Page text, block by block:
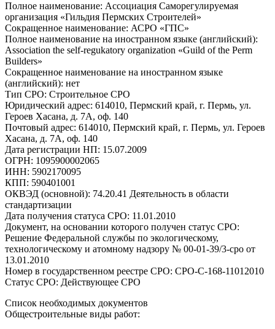
Полное наименование: Ассоциация Саморегулируемая
организация «Гильдия Пермских Строителей»
Сокращенное наименование: АСРО «ГПС»
Полное наименование на иностранном языке (английский):
Association the self-regukatory organization «Guild of the Perm
Builders»
Сокращенное наименование на иностранном языке
(английский): нет
Тип СРО: Строительное СРО
Юридический адрес: 614010, Пермский край, г. Пермь, ул.
Героев Хасана, д. 7А, оф. 140
Почтовый адрес: 614010, Пермский край, г. Пермь, ул. Героев
Хасана, д. 7А, оф. 140
Дата регистрации НП: 15.07.2009
ОГРН: 1095900002065
ИНН: 5902170095
КПП: 590401001
ОКВЭД (основной): 74.20.41 Деятельность в области
стандартизации
Дата получения статуса СРО: 11.01.2010
Документ, на основании которого получен статус СРО:
Решение Федеральной службы по экологическому,
технологическому и атомному надзору № 00-01-39/3-сро от
13.01.2010
Номер в государственном реестре СРО: СРО-С-168-11012010
Статус СРО: Действующее СРО
Список необходимых документов
Общестроительные виды работ: